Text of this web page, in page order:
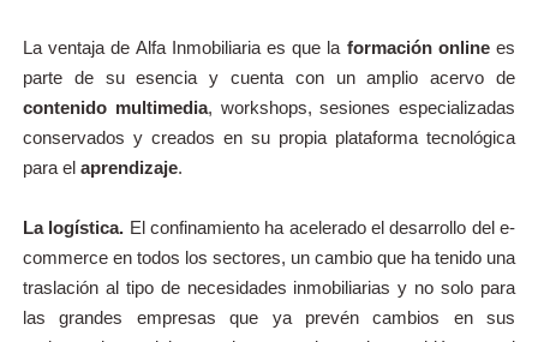
La ventaja de Alfa Inmobiliaria es que la formación onlinees
parte de su esencia y cuenta con un amplio acervo de
contenido multimedia, workshops, sesiones especializadas
conservados y creados en su propia plataforma tecnológica
para el aprendizaje.
La logística. El confinamiento ha acelerado el desarrollo del e-
commerce en todos los sectores, un cambio que ha tenido una
traslación al tipo de necesidades inmobiliarias y no solo para
las grandes empresas que ya prevén cambios en sus